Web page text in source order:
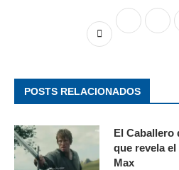
POSTS RELACIONADOS
El Caballero
que revela
Max